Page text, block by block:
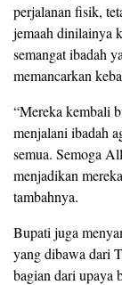
perjalanan fisik,
jemaah dinilainya
semangat ibadah
memancarkan
“Mereka kembali
menjalani ibadah
semua. Semoga
menjadikan
tambahnya.
Bupati juga
yang dibawa dari
bagian dari upaya